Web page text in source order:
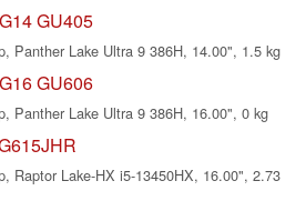
GU405
Panther Lake Ultra 9 386H, 14.00", 1.5 kg
GU606
Panther Lake Ultra 9 386H, 16.00", 0 kg
Raptor Lake-HX i5-13450HX, 16.00", 2.73